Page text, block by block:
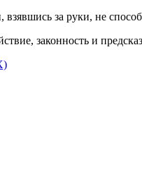
за руки, не
законность и